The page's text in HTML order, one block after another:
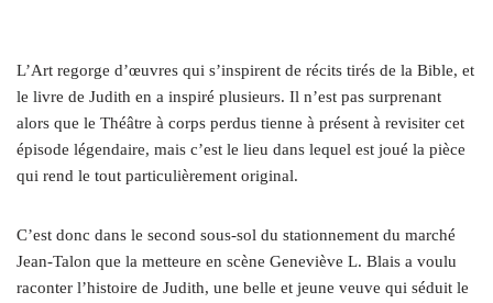
L’Art regorge d’œuvres qui s’inspirent de récits tirés de la Bible, et
le livre de Judith en a inspiré plusieurs. Il n’est pas surprenant
alors que le Théâtre à corps perdus tienne à présent à revisiter cet
épisode légendaire, mais c’est le lieu dans lequel est joué la pièce
qui rend le tout particulièrement original.
C’est donc dans le second sous-sol du stationnement du marché
Jean-Talon que la metteure en scène Geneviève L. Blais a voulu
raconter l’histoire de Judith, une belle et jeune veuve qui séduit le